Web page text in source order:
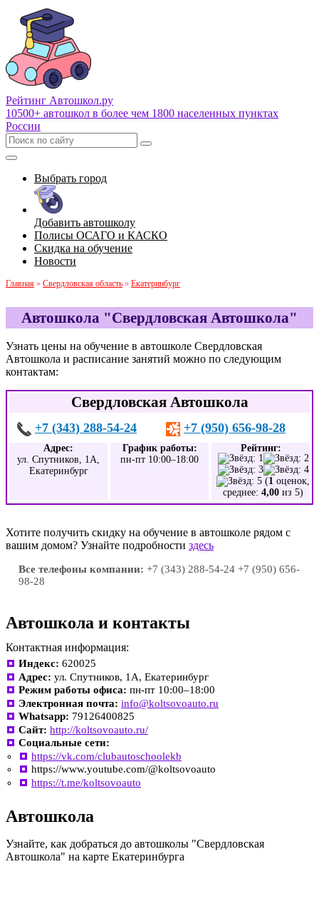
Рейтинг Автошкол.ру
10500+ автошкол в более чем 1800 населенных пунктах
России
Выбрать город
Добавить автошколу
Полисы ОСАГО и КАСКО
Скидка на обучение
Новости
Главная » Свердловская область » Екатеринбург
Автошкола "Свердловская Автошкола"
Узнать цены на обучение в автошколе Свердловская
Автошкола и расписание занятий можно по следующим
контактам:
Свердловская Автошкола
+7 (343) 288-54-24 +7 (950) 656-98-28
Адрес:
ул. Спутников, 1А,
Екатеринбург
График работы:
пн-пт 10:00–18:00
Рейтинг:
(1 оценок,
среднее: 4,00 из 5)
Хотите получить скидку на обучение в автошколе рядом с
вашим домом? Узнайте подробности здесь
Все телефоны компании: +7 (343) 288-54-24 +7 (950) 656-
98-28
Автошкола и контакты
Контактная информация:
Индекс: 620025
Адрес: ул. Спутников, 1А, Екатеринбург
Режим работы офиса: пн-пт 10:00–18:00
Электронная почта: info@koltsovoauto.ru
Whatsapp: 79126400825
Сайт: http://koltsovoauto.ru/
Социальные сети:
https://vk.com/clubautoschoolekb
https://www.youtube.com/@koltsovoauto
https://t.me/koltsovoauto
Автошкола
Узнайте, как добраться до автошколы "Свердловская
Автошкола" на карте Екатеринбурга